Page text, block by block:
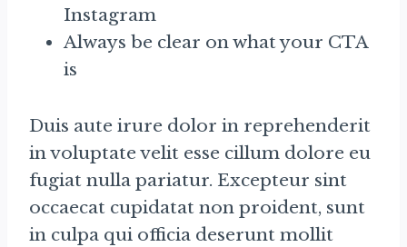
Instagram
Always be clear on what your CTA
is
Duis aute irure dolor in reprehenderit
in voluptate velit esse cillum dolore eu
fugiat nulla pariatur. Excepteur sint
occaecat cupidatat non proident, sunt
in culpa qui officia deserunt mollit